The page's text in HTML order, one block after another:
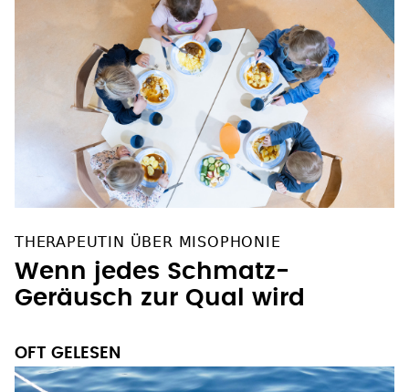
THERAPEUTIN ÜBER MISOPHONIE
Wenn jedes Schmatz-
Geräusch zur Qual wird
OFT GELESEN